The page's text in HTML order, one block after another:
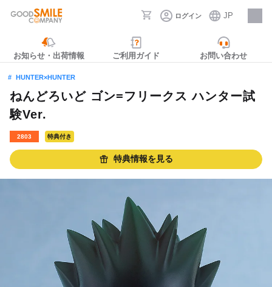
ログイン JP
採用情報
お知らせ・出荷情報 ご利用ガイド お問い合わせ
HUNTER×HUNTER
ねんどろいど ゴン=フリークス ハンター試
験Ver.
2803 特典付き
特典情報を見る